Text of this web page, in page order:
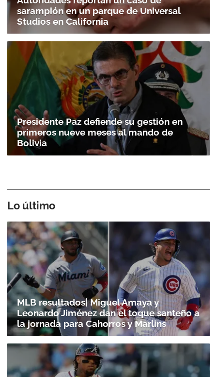
sarampión en un parque de Universal
Studios en California
Presidente Paz defiende su gestión en
primeros nueve meses al mando de
Bolivia
Lo último
MLB resultados| Miguel Amaya y
Leonardo Jiménez dan el toque santeño a
la jornada para Cahorros y Marlins